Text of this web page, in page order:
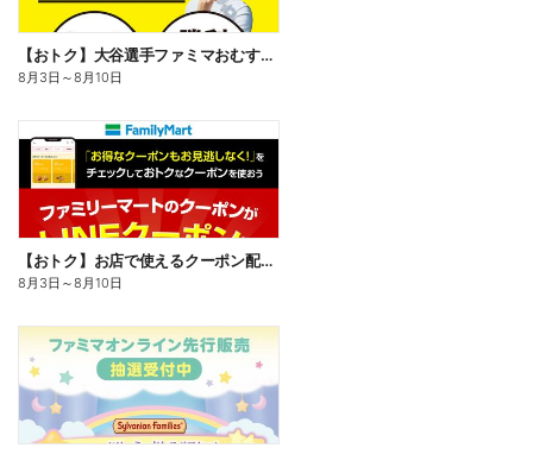
【おトク】大谷選手ファミマおむすび割
8月3日 ～8月10日
【おトク】お店で使えるクーポン配信中
8月3日 ～8月10日